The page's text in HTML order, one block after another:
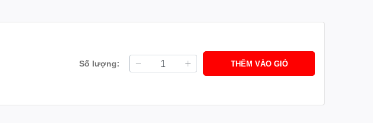
Số lượng: THÊM VÀO GIỎ